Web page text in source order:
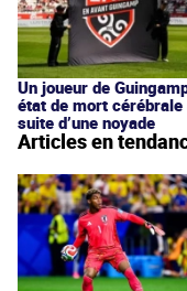
Un joueur de
état de mort cérébrale
suite d’une noyade
Articles en